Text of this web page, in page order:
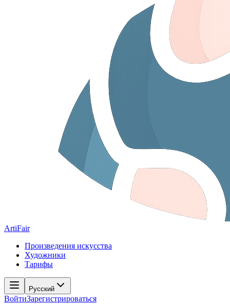
ArtiFair
Произведения искусства
Художники
Тарифы
Русский
ВойтиЗарегистрироваться